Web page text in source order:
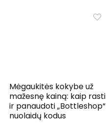
Mėgaukitės kokybe už
mažesnę kainą: kaip rasti
ir panaudoti „Bottleshop“
nuolaidų kodus